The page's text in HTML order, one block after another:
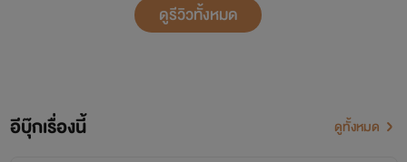
ดูรีวิวทั้งหมด
อีบุ๊กเรื่องนี้ ดูทั้งหมด